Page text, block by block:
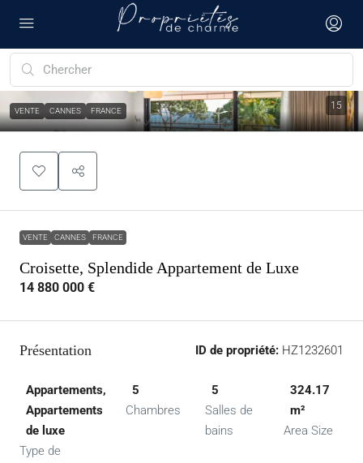
15
VENTE CANNES FRANCE
VENTE CANNES FRANCE
Croisette, Splendide Appartement de Luxe
14 880 000 €
Présentation ID de propriété: HZ1232601
Appartements,
Appartements
de luxe
Type de
5
Chambres
5
Salles de
bains
324.17
m²
Area Size